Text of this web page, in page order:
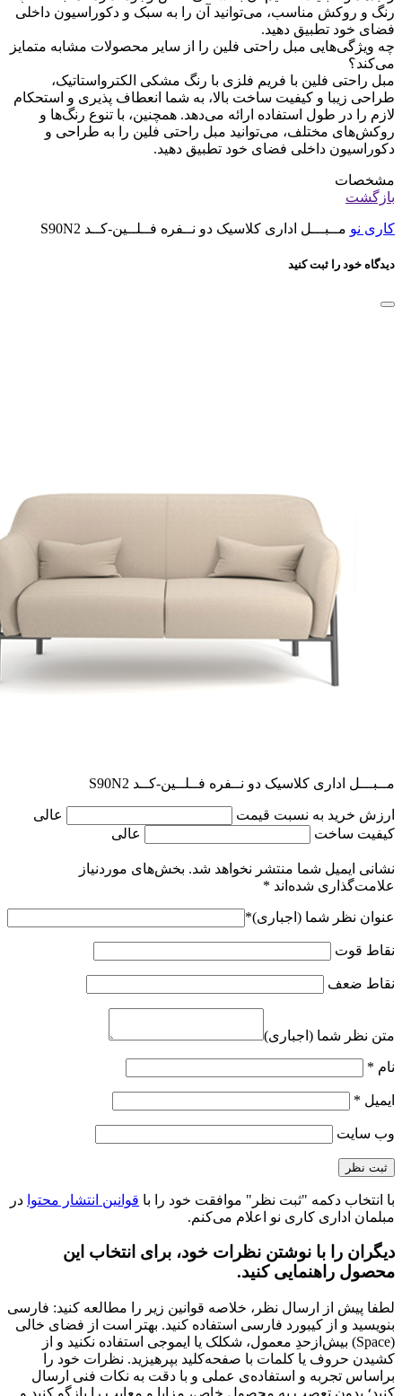
رنگ و روکش مناسب، می‌توانید آن را به سبک و دکوراسیون داخلی
فضای خود تطبیق دهید.
چه ویژگی‌هایی مبل راحتی فلین را از سایر محصولات مشابه متمایز
می‌کند؟
مبل راحتی فلین با فریم فلزی با رنگ مشکی الکترواستاتیک،
طراحی زیبا و کیفیت ساخت بالا، به شما انعطاف پذیری و استحکام
لازم را در طول استفاده ارائه می‌دهد. همچنین، با تنوع رنگ‌ها و
روکش‌های مختلف، می‌توانید مبل راحتی فلین را به طراحی و
دکوراسیون داخلی فضای خود تطبیق دهید.
مشخصات
بازگشت
کاری نو مــبـــل اداری کلاسیک دو نــفره فــلــین-کــد S90N2
دیدگاه خود را ثبت کنید
مــبـــل اداری کلاسیک دو نــفره فــلــین-کــد S90N2
ارزش خرید به نسبت قیمت
عالی
کیفیت ساخت
عالی
نشانی ایمیل شما منتشر نخواهد شد. بخش‌های موردنیاز
علامت‌گذاری شده‌اند *
عنوان نظر شما (اجباری)*
نقاط قوت
نقاط ضعف
متن نظر شما (اجباری)
نام *
ایمیل *
وب‌ سایت
با انتخاب دکمه "ثبت نظر" موافقت خود را با قوانین انتشار محتوا در
مبلمان اداری کاری نو اعلام می‌کنم.
دیگران را با نوشتن نظرات خود، برای انتخاب این
محصول راهنمایی کنید.
لطفا پیش از ارسال نظر، خلاصه قوانین زیر را مطالعه کنید: فارسی
بنویسید و از کیبورد فارسی استفاده کنید. بهتر است از فضای خالی
(Space) بیش‌از‌حدِ معمول، شکلک یا ایموجی استفاده نکنید و از
کشیدن حروف یا کلمات با صفحه‌کلید بپرهیزید. نظرات خود را
براساس تجربه و استفاده‌ی عملی و با دقت به نکات فنی ارسال
کنید؛ بدون تعصب به محصول خاص، مزایا و معایب را بازگو کنید و